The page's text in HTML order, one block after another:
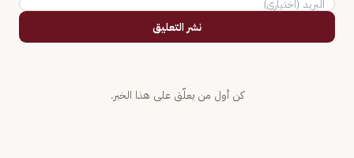
نشر التعليق
كن أول من يعلّق على هذا الخبر.